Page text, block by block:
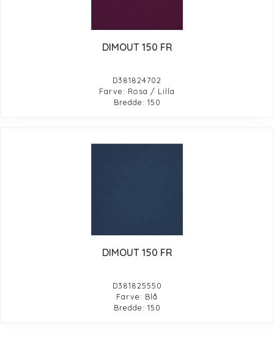
DIMOUT 150 FR
D381824702
Farve: Rosa / Lilla
Bredde: 150
DIMOUT 150 FR
D381825550
Farve: Blå
Bredde: 150